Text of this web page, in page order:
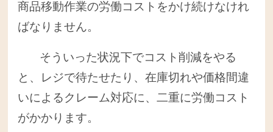
商品移動作業の労働コストをかけ続けなけれ
ばなりません。
そういった状況下でコスト削減をやる
と、レジで待たせたり、在庫切れや価格間違
いによるクレーム対応に、二重に労働コスト
がかかります。